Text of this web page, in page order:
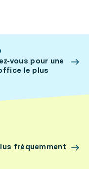
vous pour une
le plus
fréquemment